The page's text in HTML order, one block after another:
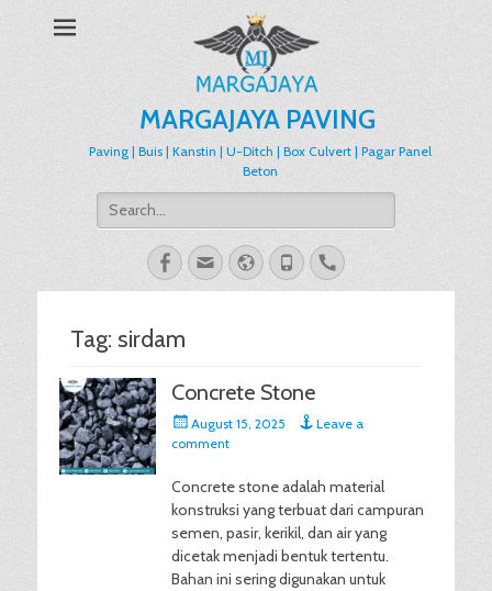
MARGAJAYA PAVING
Paving | Buis | Kanstin | U-Ditch | Box Culvert | Pagar Panel
Beton
Search
for:
Facebook
EmailWebsite
PhoneHandset
Tag: sirdam
Concrete Stone
Posted
on
August 15, 2025
Leave a
comment
Concrete stone adalah material
konstruksi yang terbuat dari campuran
semen, pasir, kerikil, dan air yang
dicetak menjadi bentuk tertentu.
Bahan ini sering digunakan untuk